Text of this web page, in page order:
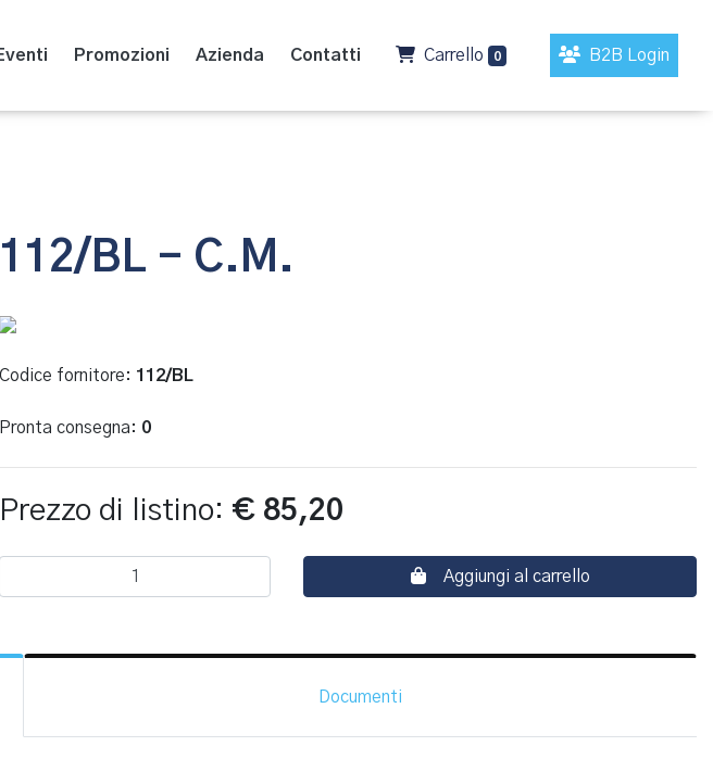
Promozioni Azienda Contatti Carrello 0 B2B Login
112/BL - C.M.
Codice fornitore: 112/BL
Pronta consegna: 0
Prezzo di listino: € 85,20
Aggiungi al carrello
Documenti